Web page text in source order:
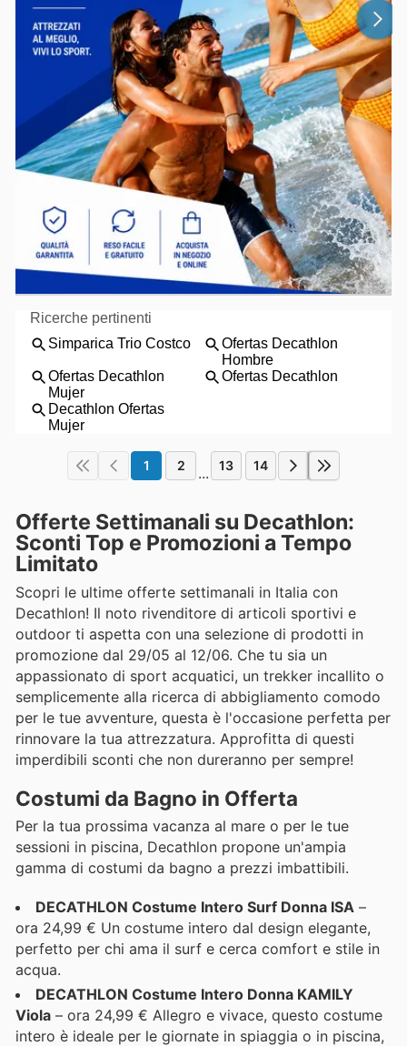
1 2 ... 13 14
Offerte Settimanali su Decathlon:
Sconti Top e Promozioni a Tempo
Limitato
Scopri le ultime offerte settimanali in Italia con
Decathlon! Il noto rivenditore di articoli sportivi e
outdoor ti aspetta con una selezione di prodotti in
promozione dal 29/05 al 12/06. Che tu sia un
appassionato di sport acquatici, un trekker incallito o
semplicemente alla ricerca di abbigliamento comodo
per le tue avventure, questa è l'occasione perfetta per
rinnovare la tua attrezzatura. Approfitta di questi
imperdibili sconti che non dureranno per sempre!
Costumi da Bagno in Offerta
Per la tua prossima vacanza al mare o per le tue
sessioni in piscina, Decathlon propone un'ampia
gamma di costumi da bagno a prezzi imbattibili.
DECATHLON Costume Intero Surf Donna ISA –
ora 24,99 € Un costume intero dal design elegante,
perfetto per chi ama il surf e cerca comfort e stile in
acqua.
DECATHLON Costume Intero Donna KAMILY
Viola – ora 24,99 € Allegro e vivace, questo costume
intero è ideale per le giornate in spiaggia o in piscina,